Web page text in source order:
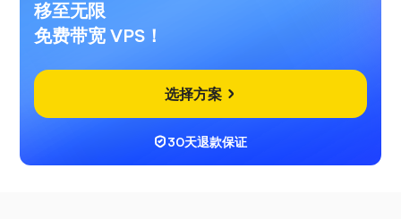
移至无限
免费带宽 VPS！
选择方案
30天退款保证